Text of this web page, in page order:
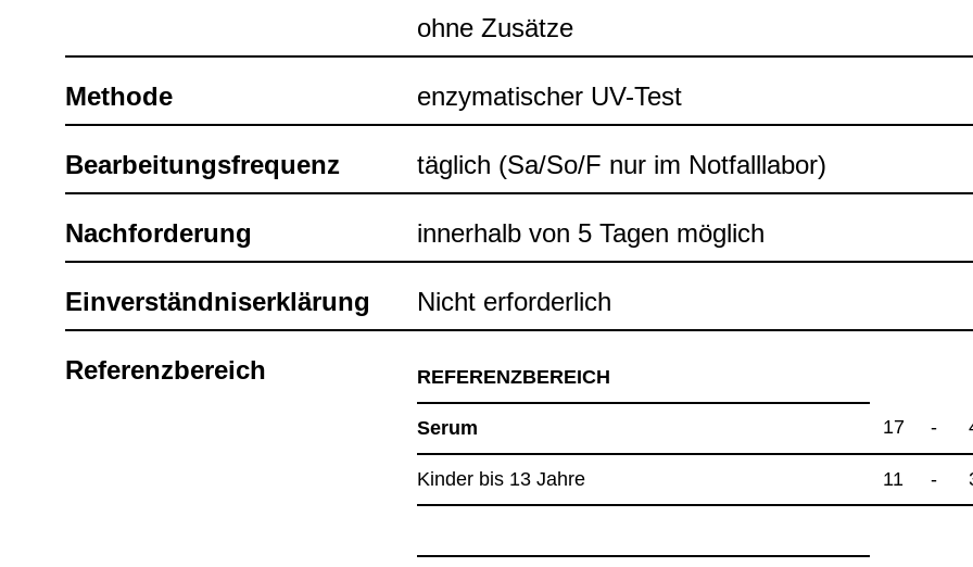
ohne Zusätze
Methode enzy­ma­ti­scher UV-​Test
Bear­bei­tungs­fre­quenz täg­lich (Sa/So/F nur im Not­fall­la­bor)
Nach­for­de­rung inner­halb von 5 Tagen mög­lich
Ein­ver­ständ­nis­er­klä­rung Nicht erfor­der­lich
Refe­renz­be­reich REFE­RENZ­BE­REICH
Serum 17 -
Kin­der bis 13 Jahre 11 -